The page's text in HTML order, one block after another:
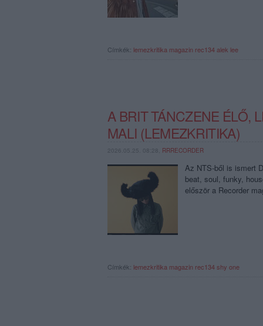
Címkék: lemezkritika magazin rec134alek lee
A BRIT TÁNCZENE ÉLŐ,
MALI (LEMEZKRITIKA)
2026.05.25. 08:28, RRRECORDER
Az NTS-ből is ismert
beat, soul, funky,
először a Recorder
Címkék: lemezkritika magazin rec134shy one